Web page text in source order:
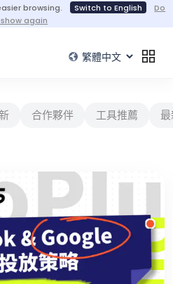
browsing. Switch to English
Do
again
合作夥伴 工具推薦